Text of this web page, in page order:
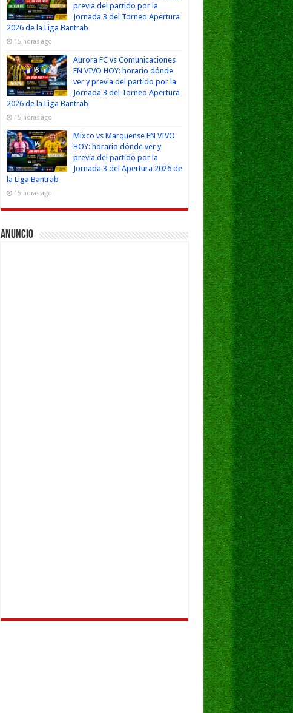
previa del partido por la
Jornada 3 del Torneo Apertura
2026 de la Liga Bantrab
15 horas ago
Aurora FC vs Comunicaciones
EN VIVO HOY: horario dónde
ver y previa del partido por la
Jornada 3 del Torneo Apertura
2026 de la Liga Bantrab
15 horas ago
Mixco vs Marquense EN VIVO
HOY: horario dónde ver y
previa del partido por la
Jornada 3 del Apertura 2026 de
la Liga Bantrab
15 horas ago
Anuncio